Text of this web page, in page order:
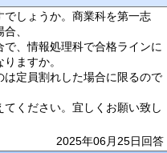
しょうか。商業科を第一志
、
、情報処理科で合格ラインに
ますか。
定員割れした場合に限るので
ください。宜しくお願い致し
2025年06月25日回答